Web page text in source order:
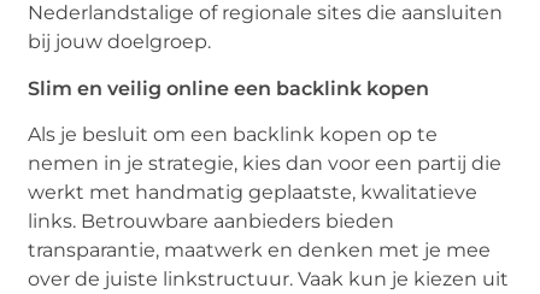
Nederlandstalige of regionale sites die aansluiten
bij jouw doelgroep.
Slim en veilig online een backlink kopen
Als je besluit om een backlink kopen op te
nemen in je strategie, kies dan voor een partij die
werkt met handmatig geplaatste, kwalitatieve
links. Betrouwbare aanbieders bieden
transparantie, maatwerk en denken met je mee
over de juiste linkstructuur. Vaak kun je kiezen uit